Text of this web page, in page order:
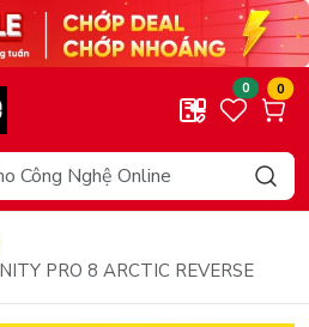
0 0
PRO 8 ARCTIC REVERSE